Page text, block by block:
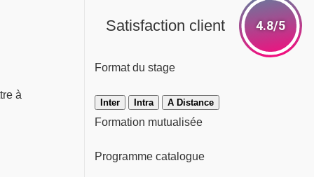
à
Satisfaction client 4.8/5
Format du stage
Inter Intra A Distance
Formation mutualisée
Programme catalogue